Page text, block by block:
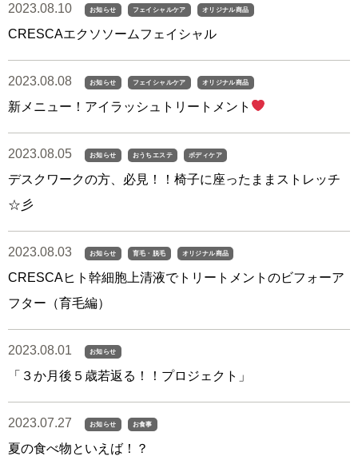
2023.08.10 お知らせ フェイシャルケア オリジナル商品
CRESCAエクソソームフェイシャル
2023.08.08 お知らせ フェイシャルケア オリジナル商品
新メニュー！アイラッシュトリートメント
2023.08.05 お知らせ おうちエステ ボディケア
デスクワークの方、必見！！椅子に座ったままストレッチ
☆彡
2023.08.03 お知らせ 育毛・脱毛 オリジナル商品
CRESCAヒト幹細胞上清液でトリートメントのビフォーア
フター（育毛編）
2023.08.01 お知らせ
「３か月後５歳若返る！！プロジェクト」
2023.07.27 お知らせ お食事
夏の食べ物といえば！？